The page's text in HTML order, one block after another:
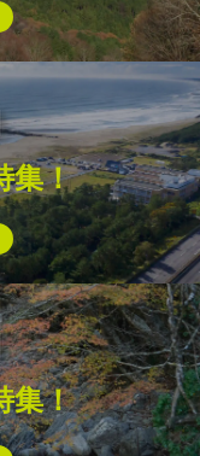
集！
集！